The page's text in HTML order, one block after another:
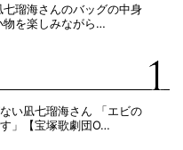
瑠海さんのバッグの中身
物を楽しみながら…
い凪七瑠海さん 「エビの
」【宝塚歌劇団O…